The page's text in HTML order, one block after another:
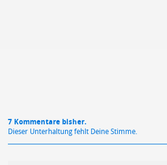
7 Kommentare bisher.
Dieser Unterhaltung fehlt Deine Stimme.